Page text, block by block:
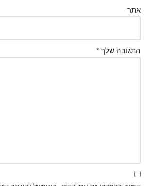
אתר
התגובה שלך *